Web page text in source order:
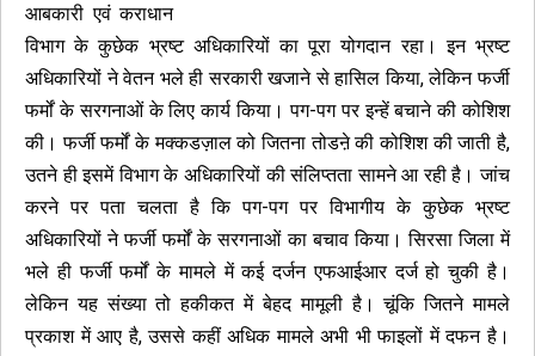
आबकारी एवं कराधान
विभाग के कुछेक भ्रष्ट अधिकारियों का पूरा योगदान रहा। इन भ्रष्ट
अधिकारियों ने वेतन भले ही सरकारी खजाने से हासिल किया, लेकिन फर्जी
फर्मों के सरगनाओं के लिए कार्य किया। पग-पग पर इन्हें बचाने की कोशिश
की। फर्जी फर्मों के मक्कडज़ाल को जितना तोडऩे की कोशिश की जाती है,
उतने ही इसमें विभाग के अधिकारियों की संलिप्तता सामने आ रही है। जांच
करने पर पता चलता है कि पग-पग पर विभागीय के कुछेक भ्रष्ट
अधिकारियों ने फर्जी फर्मों के सरगनाओं का बचाव किया। सिरसा जिला में
भले ही फर्जी फर्मों के मामले में कई दर्जन एफआईआर दर्ज हो चुकी है।
लेकिन यह संख्या तो हकीकत में बेहद मामूली है। चूंकि जितने मामले
प्रकाश में आए है, उससे कहीं अधिक मामले अभी भी फाइलों में दफन है।